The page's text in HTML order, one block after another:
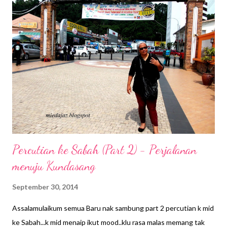
Percutian ke Sabah (Part 2) - Perjalanan
menuju Kundasang
September 30, 2014
Assalamulaikum semua Baru nak sambung part 2 percutian k mid
ke Sabah...k mid menaip ikut mood..klu rasa malas memang tak